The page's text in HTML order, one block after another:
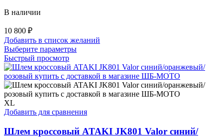
В наличии
10 800 ₽
Добавить в список желаний
Выберите параметрыЭтот
имеет
несколько
вариаций.
Опции
выбрать
странице
Быстрый просмотр
XL
Добавить для сравнения
Шлем кроссовый ATAKI JK801 Valor синий/